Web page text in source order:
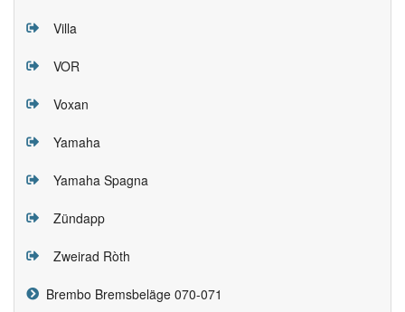
Villa
VOR
Voxan
Yamaha
Yamaha Spagna
Zündapp
Zweirad Ròth
Brembo Bremsbeläge 070-071